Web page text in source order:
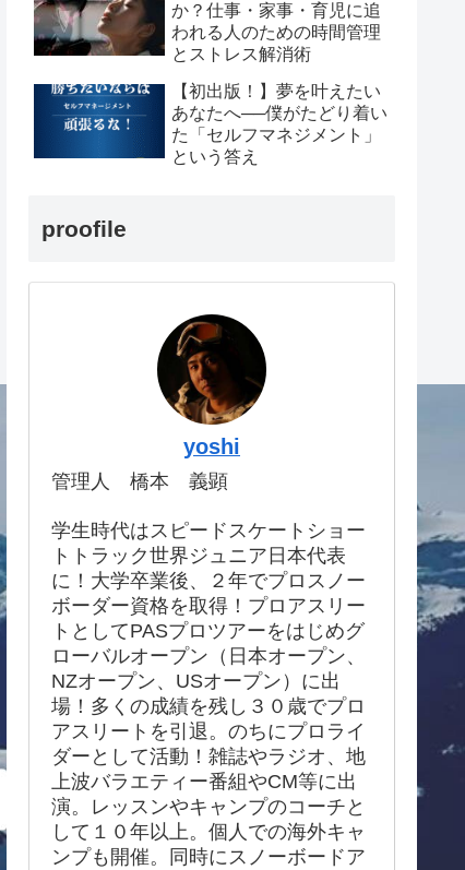
か？仕事・家事・育児に追
われる人のための時間管理
とストレス解消術
【初出版！】夢を叶えたい
あなたへ──僕がたどり着い
た「セルフマネジメント」
という答え
proofile
yoshi
管理人 橋本 義顕
学生時代はスピードスケートショー
トトラック世界ジュニア日本代表
に！大学卒業後、２年でプロスノー
ボーダー資格を取得！プロアスリー
トとしてPASプロツアーをはじめグ
ローバルオープン（日本オープン、
NZオープン、USオープン）に出
場！多くの成績を残し３０歳でプロ
アスリートを引退。のちにプロライ
ダーとして活動！雑誌やラジオ、地
上波バラエティー番組やCM等に出
演。レッスンやキャンプのコーチと
して１０年以上。個人での海外キャ
ンプも開催。同時にスノーボードア